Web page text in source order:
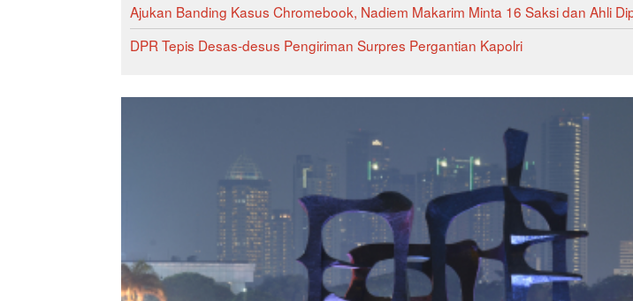
Ajukan Banding Kasus Chromebook, Nadiem Makarim Minta 16 Saksi dan Ahli
DPR Tepis Desas-desus Pengiriman Surpres Pergantian Kapolri